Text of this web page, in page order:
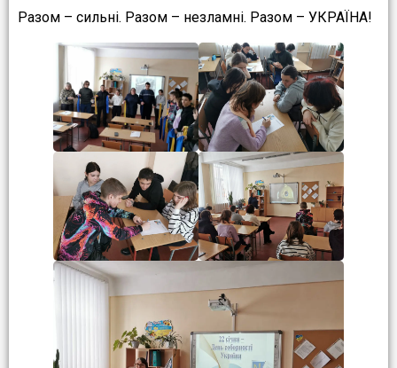
Разом – сильні. Разом – незламні. Разом – УКРАЇНА!